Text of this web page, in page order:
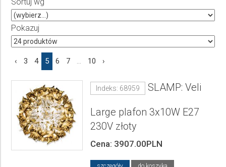
Producent
Wybierz producenta
Cena
Pokazuj
‹ 3 4 5 6 7 ... 10 ›
Indeks: 68959 SLAMP: Veli
Large plafon 3x10W E27
230V złoty
Cena: 3907.00PLN